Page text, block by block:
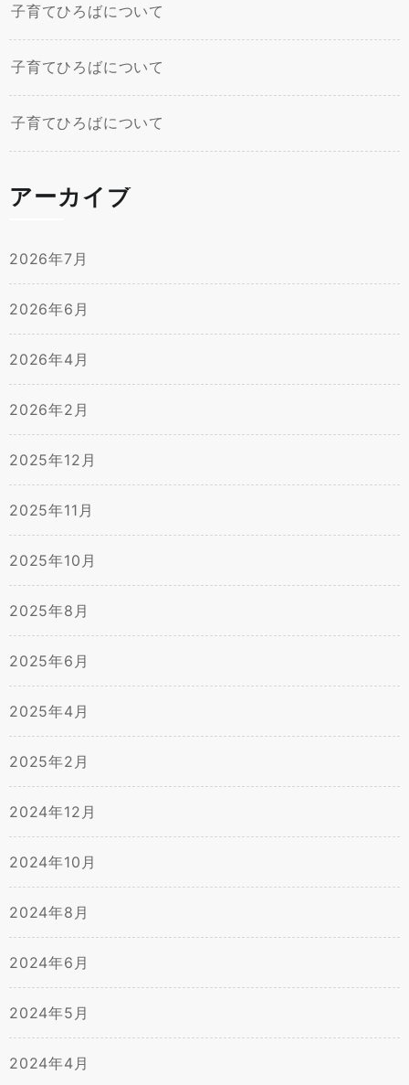
子育てひろばについて
子育てひろばについて
子育てひろばについて
アーカイブ
2026年7月
2026年6月
2026年4月
2026年2月
2025年12月
2025年11月
2025年10月
2025年8月
2025年6月
2025年4月
2025年2月
2024年12月
2024年10月
2024年8月
2024年6月
2024年5月
2024年4月